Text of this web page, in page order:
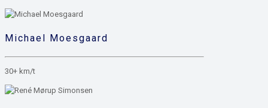
Michael Moesgaard
30+ km/t